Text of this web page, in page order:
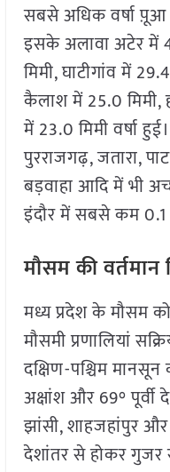
सबसे अधिक वर्षा प़ूआ
इसके अलावा अटेर में
मिमी, घाटीगांव में
कैलाश में 25.0 मिमी,
में 23.0 मिमी वर्षा
पुरराजगढ़, जतारा,
बड़वाहा आदि में भी
इंदौर में सबसे कम 0.1
मौसम की वर्तमान
मध्य प्रदेश के मौसम
मौसमी प्रणालियां
दक्षिण-पश्चिम मानसून
अक्षांश और 69°
झांसी, शाहजहांपुर और
देशांतर से होकर गुजर